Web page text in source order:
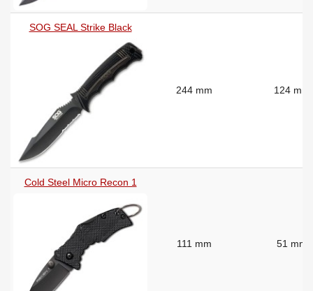
SOG SEAL Strike Black
244 mm 124 mm
Cold Steel Micro Recon 1
111 mm 51 mm